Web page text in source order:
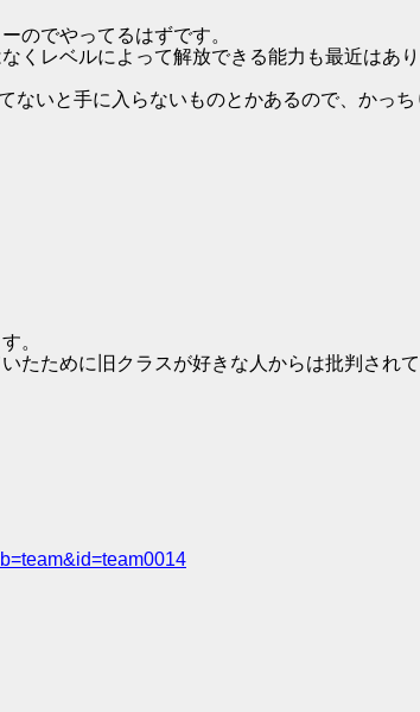
のでやってるはずです。
くレベルによって解放できる能力も最近はあ
いと手に入らないものとかあるので、かっ
。
たために旧クラスが好きな人からは批判され